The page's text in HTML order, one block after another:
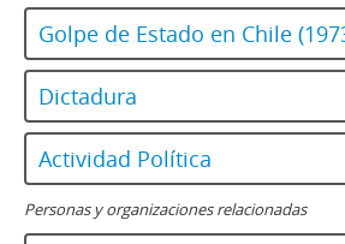
Golpe de Estado en Chile
Dictadura
Actividad Política
Personas y organizaciones relacionadas